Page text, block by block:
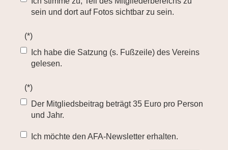
sein und dort auf Fotos sichtbar zu sein.
(*)
Ich habe die Satzung (s. Fußzeile) des Vereins
gelesen.
(*)
Der Mitgliedsbeitrag beträgt 35 Euro pro Person
und Jahr.
Ich möchte den AFA-Newsletter erhalten.